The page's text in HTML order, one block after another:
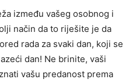
između vašeg osobnog i
način da to riješite je da
rada za svaki dan, koji se
dan! Ne brinite, vaši
vašu predanost prema